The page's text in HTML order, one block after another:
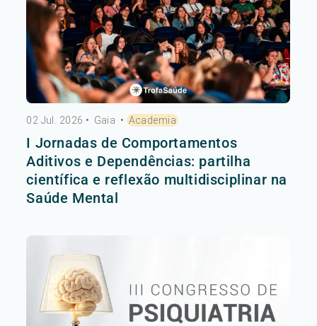
02 Jul. 2026 • Gaia • Academia
I Jornadas de Comportamentos
Aditivos e Dependências: partilha
científica e reflexão multidisciplinar na
Saúde Mental